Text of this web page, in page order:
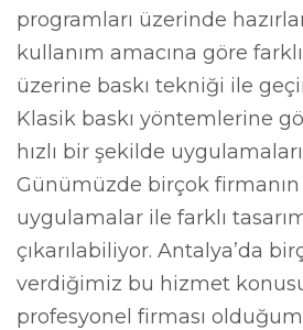
programları üzerinde
kullanım amacına göre
üzerine baskı tekniği ile
Klasik baskı yöntemlerine
hızlı bir şekilde
Günümüzde birçok firmanın
uygulamalar ile farklı
çıkarılabiliyor. Antalya’da
verdiğimiz bu hizmet
profesyonel firması